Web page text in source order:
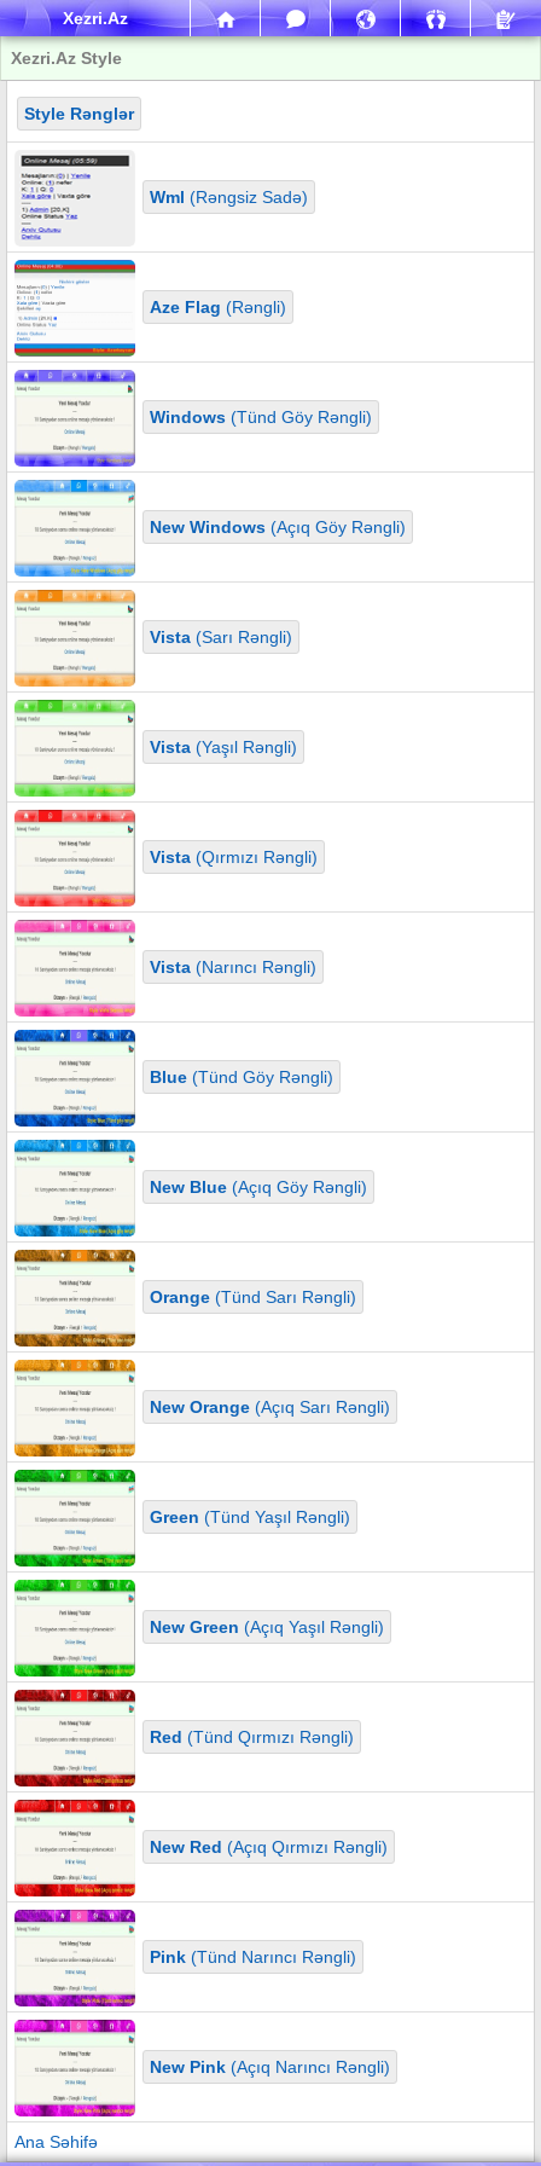
Xezri.Az
Xezri.Az Style
Style Rənglər
Wml (Rəngsiz Sadə)
Aze Flag (Rəngli)
Windows(Tünd Göy Rəngli)
New Windows(Açıq Göy Rəngli)
Vista(Sarı Rəngli)
Vista(Yaşıl Rəngli)
Vista(Qırmızı Rəngli)
Vista(Narıncı Rəngli)
Blue(Tünd Göy Rəngli)
New Blue(Açıq Göy Rəngli)
Orange(Tünd Sarı Rəngli)
New Orange(Açıq Sarı Rəngli)
Green (Tünd Yaşıl Rəngli)
New Green (Açıq Yaşıl Rəngli)
Red (Tünd Qırmızı Rəngli)
New Red (Açıq Qırmızı Rəngli)
Pink(Tünd Narıncı Rəngli)
New Pink(Açıq Narıncı Rəngli)
Ana Səhifə